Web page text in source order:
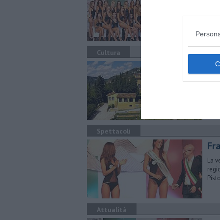
Cultura
Spettacoli
La
Attualità